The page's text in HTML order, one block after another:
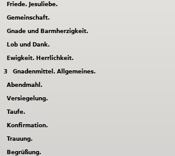
Friede. Jesuliebe.
Gemeinschaft.
Gnade und Barmherzigkeit.
Lob und Dank.
Ewigkeit. Herrlichkeit.
3 Gnadenmittel. Allgemeines.
Abendmahl.
Versiegelung.
Taufe.
Konfirmation.
Trauung.
Begrüßung.